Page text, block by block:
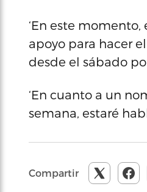
‘En este
apoyo para hacer
desde el sábado
‘En cuanto a un
semana, estaré
Compartir